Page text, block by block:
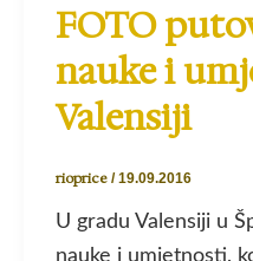
FOTO
nauke i
Valensiji
rioprice /19.09.2016
U gradu Valensiji u
nauke i umjetnosti,